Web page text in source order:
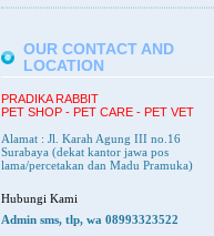
OUR CONTACT AND
LOCATION
PRADIKA RABBIT
PET SHOP - PET CARE - PET VET
Alamat : Jl. Karah Agung III no.16
Surabaya (dekat kantor jawa pos
lama/percetakan dan Madu Pramuka)
Hubungi Kami
Admin sms, tlp, wa 08993323522